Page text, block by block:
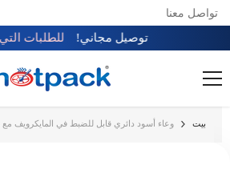
تخطي إلى المحتوى
تواصل معنا
توصيل مجاني! للطلبات التي
بيت وعاء أسود دائري قابل للضبط في المايكرويف مع